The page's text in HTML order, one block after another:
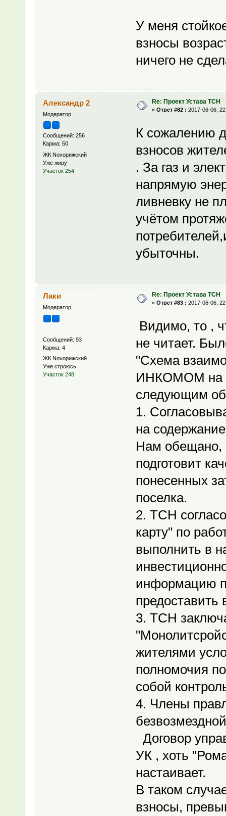
У меня
взносы
ничего не
Александр 2
Модератор
Сообщений: 256
Карма: 50
ЖК Novoрижский
Уже живу
Участок 254
Re: Проект Устава ТСН
« Ответ #82 : 2017-06-06,
К сожалению
взносов
. За газ и
напрямую
ливневку не
учётом
убыточны.
Лаки
Модератор
Сообщений: 93
Карма: 4
ЖК Novoрижский
Уже строюсь
Участок 248
Re: Проект Устава ТСН
« Ответ #83 : 2017-06-06,
Видимо, то ,
не читает.
"Схема
ИНКОМОМ на
следующим
1.
на
Нам обещано,
подготовит
понесенных
поселка.
2. ТСН
карту" по
выполнить в
информацию
3. ТСН
жителями
полномочия
собой
4. Члены
Договор
УК , хоть
настаивает.
В таком
взносы,